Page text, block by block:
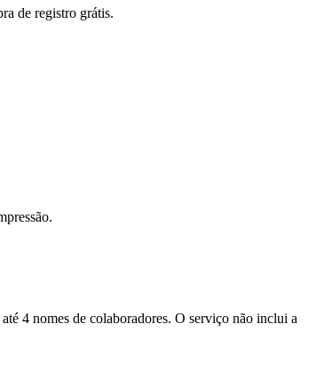
de registro grátis.
4 nomes de colaboradores. O serviço não inclui a